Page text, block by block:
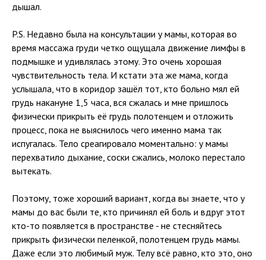
дышал.
P.S. Недавно была на консультации у мамы, которая во
время массажа груди четко ощущала движение лимфы в
подмышке и удивлялась этому. Это очень хорошая
чувствительность тела. И кстати эта же мама, когда
услышала, что в коридор зашёл тот, кто больно мял ей
грудь накануне 1,5 часа, вся сжалась и мне пришлось
физически прикрыть её грудь полотенцем и отложить
процесс, пока не выяснилось чего именно мама так
испугалась. Тело среагировало моментально: у мамы
перехватило дыхание, соски сжались, молоко перестало
вытекать.
Поэтому, тоже хороший вариант, когда вы знаете, что у
мамы до вас были те, кто причинял ей боль и вдруг этот
кто-то появляется в пространстве - не стесняйтесь
прикрыть физически пеленкой, полотенцем грудь мамы.
Даже если это любимый муж. Телу всё равно, кто это, оно